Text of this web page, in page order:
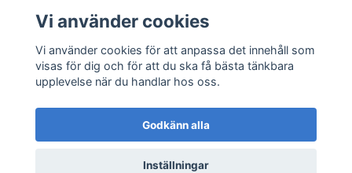
Sociala medier
© 2026 GIK Turbo AB
Vi använder cookies
Vi använder cookies för att anpassa det innehåll som
visas för dig och för att du ska få bästa tänkbara
upplevelse när du handlar hos oss.
Godkänn alla
Inställningar